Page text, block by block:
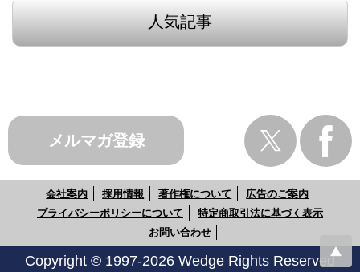
人気記事
メルマガ登録
会社案内 採用情報 著作権について
広告のご案内
プライバシーポリシーについて
特定商取引法に基づく表示
お問い合わせ
Copyright © 1997-2026 Wedge Rights Reserved